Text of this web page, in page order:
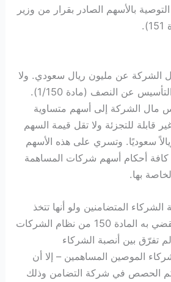
بالأسهم الصادر بقرار من وزير
الشركة عن مليون ريال سعودي. ولا
يقل المدفوع فيه عند التأسيس عن النصف (مادة 1/150).
مال الشركة إلى أسهم متساوية
قابلة للتجزئة ولا تقل قيمة السهم
سعوديًا. وتسري على هذه الأسهم
طبقًا لنص المادة 155 كافة أحكام أسهم شركات المساهمة
بها.
المتضامنين ولو أنها تتخذ
شكل الأسهم حسبما تقضي به المادة 150 من نظام الشركات
تفرّق بين أنصبة الشركاء
الموصين المساهمين – إلا أن
الحصص في شركة التضامن وذلك